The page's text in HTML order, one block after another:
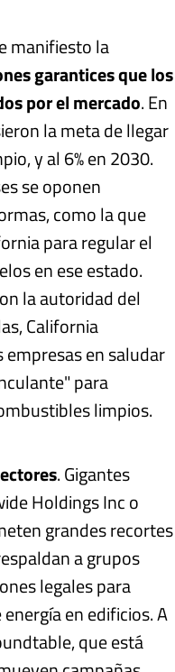
manifiesto la
garantices que los
por el mercado. En
la meta de llegar
y al 6% en 2030.
se oponen
como la que
para regular el
en ese estado.
la autoridad del
California
en saludar
para
limpios.
. Gigantes
Holdings Inc o
grandes recortes
a grupos
legales para
en edificios. A
que está